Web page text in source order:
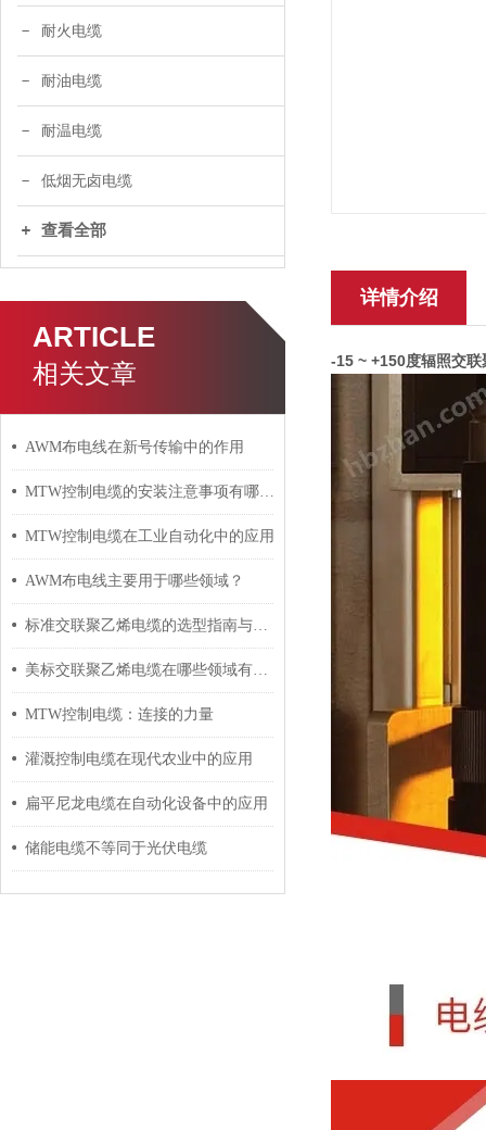
耐火电缆
耐油电缆
耐温电缆
低烟无卤电缆
查看全部
ARTICLE
相关文章
AWM布电线在新号传输中的作用
MTW控制电缆的安装注意事项有哪些？
MTW控制电缆在工业自动化中的应用
AWM布电线主要用于哪些领域？
标准交联聚乙烯电缆的选型指南与设计要点
美标交联聚乙烯电缆在哪些领域有广泛应用？
MTW控制电缆：连接的力量
灌溉控制电缆在现代农业中的应用
扁平尼龙电缆在自动化设备中的应用
储能电缆不等同于光伏电缆
详情介绍
-15 ~ +150度辐照交